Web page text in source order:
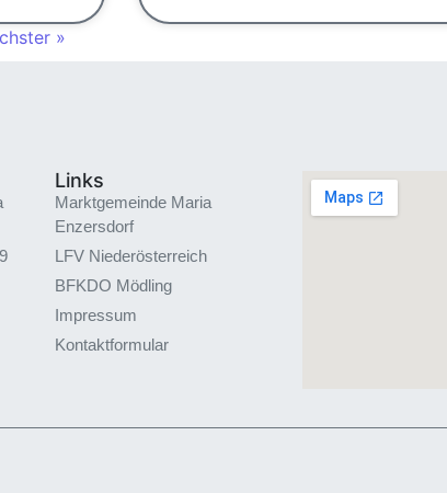
»
Links
Marktgemeinde Maria
Enzersdorf
LFV Niederösterreich
BFKDO Mödling
Impressum
Kontaktformular